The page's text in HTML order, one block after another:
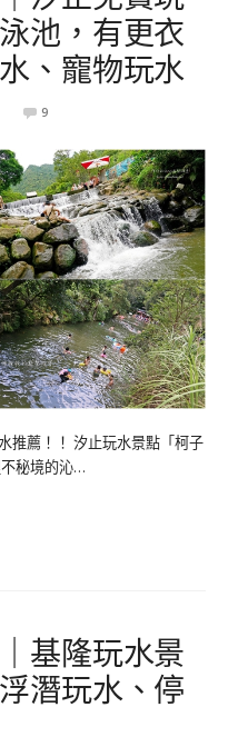
池，有更衣
、寵物玩水
9
推薦！！ 汐止玩水景點「柯子
秘境的沁…
基隆玩水景
潛玩水、停